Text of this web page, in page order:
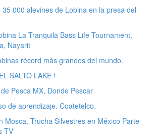
35 000 alevines de Lobina en la presa del
La Tranquila Bass Life Tournament,
Nayarit
récord más grandes del mundo.
SALTO LAKE !
Pesca MX, Donde Pescar
de aprendizaje. Coatetelco.
Mosca, Trucha Silvestres en México Parte
TV